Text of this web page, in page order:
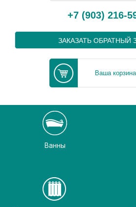
+7 (903) 216-
ЗАКАЗАТЬ ОБРАТНЫЙ
Ваша
Ванны